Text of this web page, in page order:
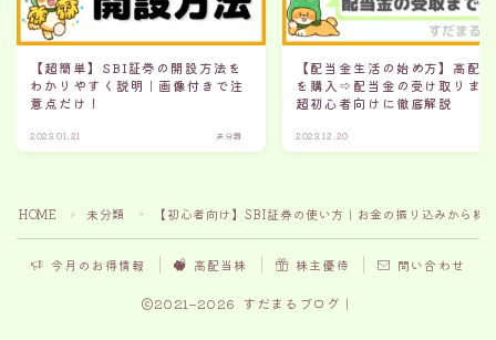
【超簡単】SBI証券の開設方法を
わかりやすく説明｜画像付きで注
意点だけ！
2023.01.21 未分類
【配当金生活の始め方】高配
を購入⇨配当金の受け取りま
超初心者向けに徹底解説
2023.12.20
HOME ＞ 未分類 ＞ 【初心者向け】SBI証券の使い方｜お金の振り込みから株
今月のお得情報 高配当株 株主優待 問い合わせ
2021–2026 すだまるブログ｜